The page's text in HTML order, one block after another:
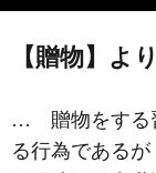
【贈物】より
… 贈物をする
る行為である